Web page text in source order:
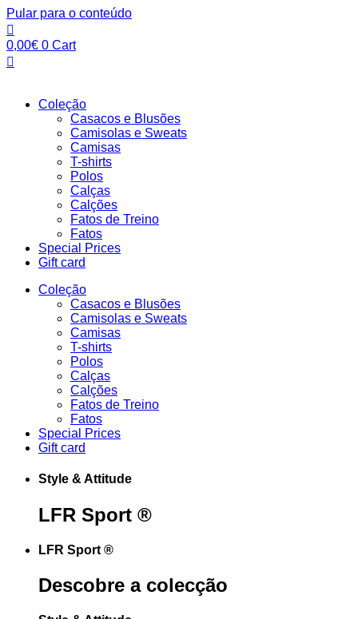
Pular para o conteúdo
0,00€ 0 Cart
Coleção
Casacos e Blusões
Camisolas e Sweats
Camisas
T-shirts
Polos
Calças
Calções
Fatos de Treino
Fatos
Special Prices
Gift card
Coleção
Casacos e Blusões
Camisolas e Sweats
Camisas
T-shirts
Polos
Calças
Calções
Fatos de Treino
Fatos
Special Prices
Gift card
Style & Attitude
LFR Sport ®
LFR Sport ®
Descobre a colecção